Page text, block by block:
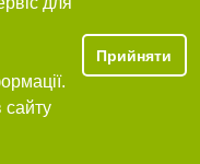
сайту
Прийняти